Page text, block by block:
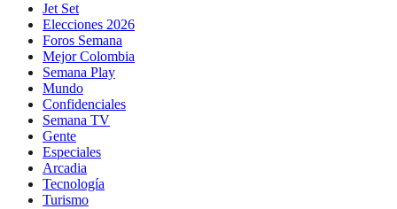
Jet Set
Elecciones 2026
Foros Semana
Mejor Colombia
Semana Play
Mundo
Confidenciales
Semana TV
Gente
Especiales
Arcadia
Tecnología
Turismo